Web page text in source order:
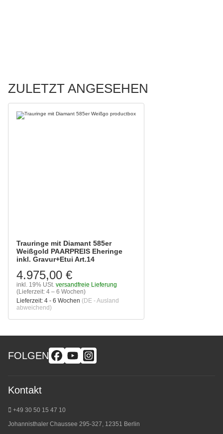
ZULETZT ANGESEHEN
Trauringe mit Diamant 585er
Weißgold PAARPREIS Eheringe
inkl. Gravur+Etui Art.14
4.975,00 €
inkl. 19% USt. versandfreie Lieferung
(Lieferzeit: 4 – 6 Wochen)
Lieferzeit: 4 - 6 Wochen (DE - Ausland
abweichend)
FOLGEN
Kontakt
+49 30 50 15 47 10
Johannisthaler Chaussee 295-327, 12351 Berlin